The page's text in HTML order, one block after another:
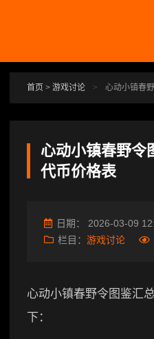
首页 > 游戏讨论 > 心动小镇春
心动小镇春野令
代币价格表
日期： 2026-03-09
栏目： 游戏讨论
心动小镇春野令图鉴汇
下：